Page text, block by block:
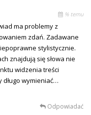
% temu
ma problemy z
zdań. Zadawane
stylistycznie.
znajdują się słowa nie
widzenia treści
długo wymieniać…
Odpowiadać